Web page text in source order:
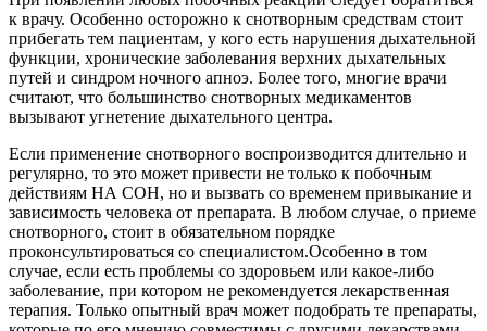
к врачу. Особенно осторожно к снотворным средствам стоит
прибегать тем пациентам, у кого есть нарушения дыхательной
функции, хронические заболевания верхних дыхательных
путей и синдром ночного апноэ. Более того, многие врачи
считают, что большинство снотворных медикаментов
вызывают угнетение дыхательного центра.
Если применение снотворного воспроизводится длительно и
регулярно, то это может привести не только к побочным
действиям НА СОН, но и вызвать со временем привыкание и
зависимость человека от препарата. В любом случае, о приеме
снотворного, стоит в обязательном порядке
проконсультироваться со специалистом.Особенно в том
случае, если есть проблемы со здоровьем или какое-либо
заболевание, при котором не рекомендуется лекарственная
терапия. Только опытный врач может подобрать те препараты,